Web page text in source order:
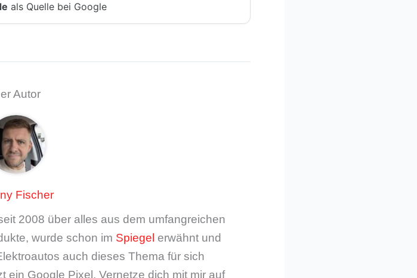
als Quelle bei Google
Autor
Fischer
2008 über alles aus dem umfangreichen
wurde schon im Spiegel erwähnt und
auch dieses Thema für sich
ein Google Pixel. Vernetze dich mit mir auf